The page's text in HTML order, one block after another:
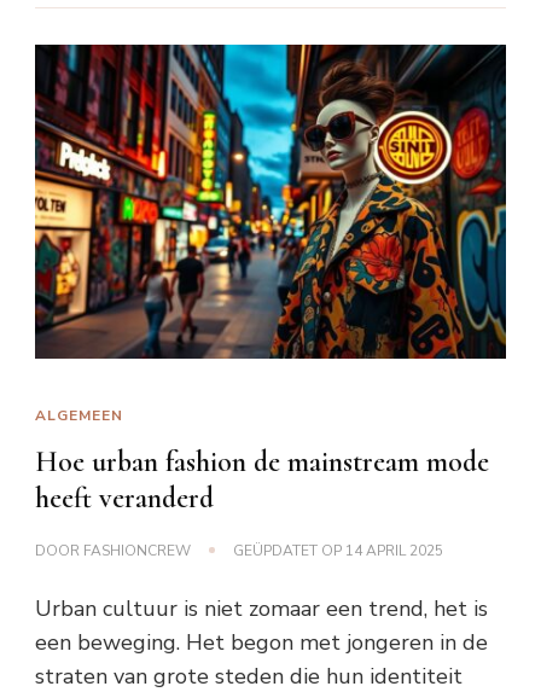
ALGEMEEN
Hoe urban fashion de mainstream mode
heeft veranderd
DOOR FASHIONCREW GEÜPDATET OP 14 APRIL 2025
Urban cultuur is niet zomaar een trend, het is
een beweging. Het begon met jongeren in de
straten van grote steden die hun identiteit